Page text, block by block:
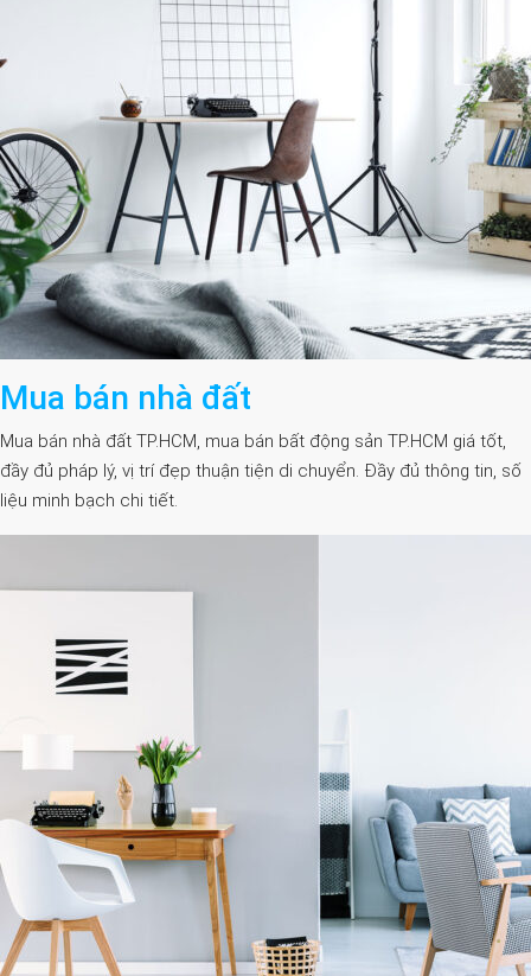
Mua bán nhà đất
Mua bán nhà đất TP.HCM, mua bán bất động sản TP.HCM giá tốt,
đầy đủ pháp lý, vị trí đẹp thuận tiện di chuyển. Đầy đủ thông tin, số
liệu minh bạch chi tiết.